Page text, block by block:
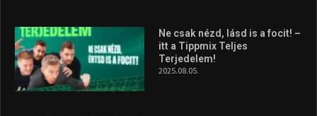
Ne csak nézd, lásd is a focit! –
itt a Tippmix Teljes
Terjedelem!
2025.08.05.